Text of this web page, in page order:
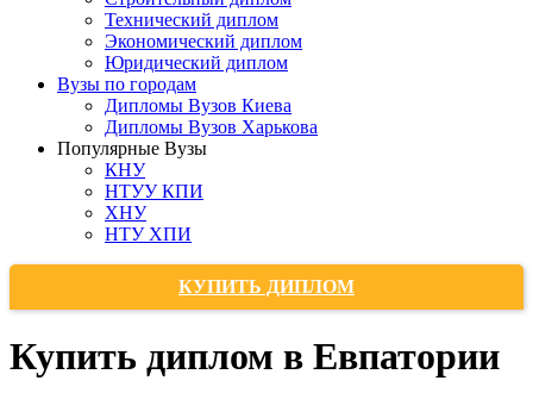
Технический диплом
Экономический диплом
Юридический диплом
Вузы по городам
Дипломы Вузов Киева
Дипломы Вузов Харькова
Популярные Вузы
КНУ
НТУУ КПИ
ХНУ
НТУ ХПИ
КУПИТЬ ДИПЛОМ
Купить диплом в Евпатории